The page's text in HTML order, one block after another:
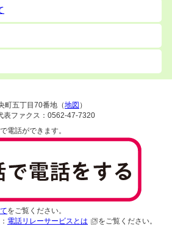
町五丁目70番地（地図 ）
ファクス：0562-47-7320
電話ができます。
をご覧ください。
電話リレーサービスとは をご覧ください。